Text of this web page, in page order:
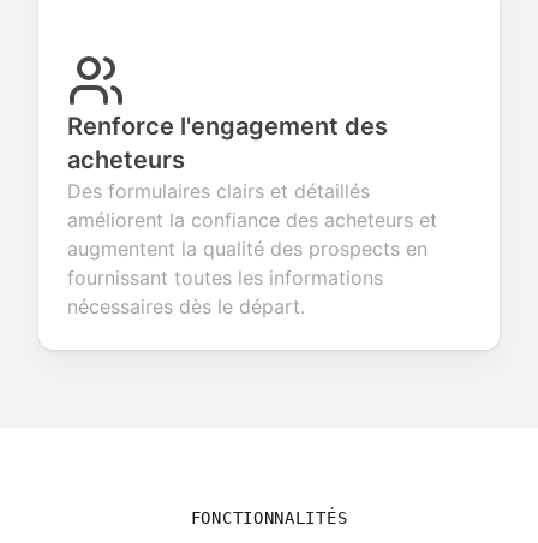
Renforce l'engagement des
acheteurs
Des formulaires clairs et détaillés
améliorent la confiance des acheteurs et
augmentent la qualité des prospects en
fournissant toutes les informations
nécessaires dès le départ.
FONCTIONNALITÉS